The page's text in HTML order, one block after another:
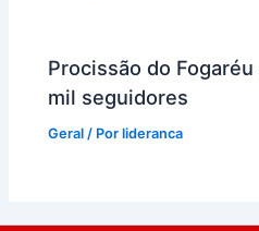
Procissão do
mil seguidores
Geral / Porlideranca